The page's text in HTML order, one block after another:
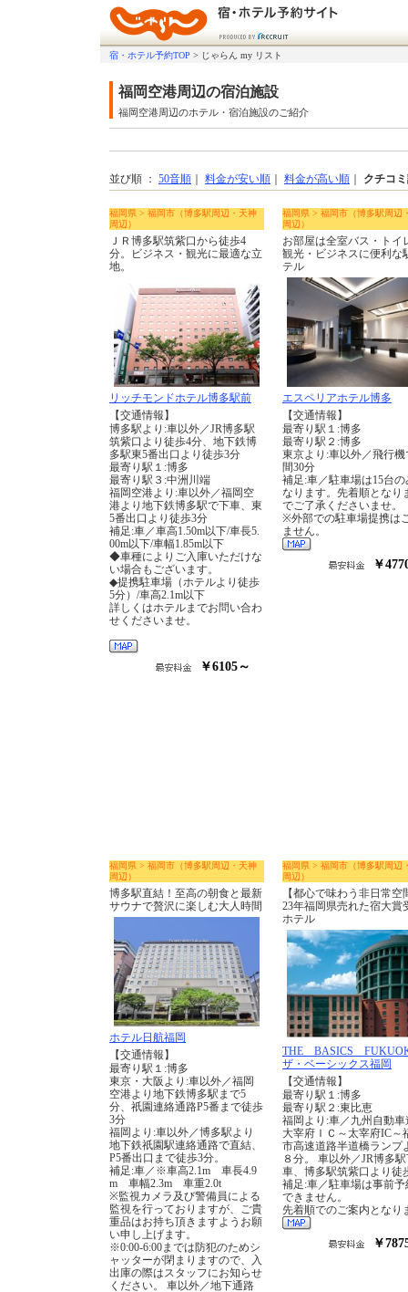
宿・ホテル予約TOP > じゃらん my リスト
福岡空港周辺の宿泊施設
福岡空港周辺のホテル・宿泊施設のご紹介
並び順 ： 50音順 料金が安い順 料金が高い順 クチコ
福岡県 > 福岡市（博多駅周辺・天神
周辺）
ＪＲ博多駅筑紫口から徒歩4
分。ビジネス・観光に最適な立
地。
リッチモンドホテル博多駅前
【交通情報】
博多駅より:車以外／JR博多駅
筑紫口より徒歩4分、地下鉄博
多駅東5番出口より徒歩3分
最寄り駅１:博多
最寄り駅３:中洲川端
福岡空港より:車以外／福岡空
港より地下鉄博多駅で下車、東
5番出口より徒歩3分
補足:車／車高1.50m以下/車長5.
00m以下/車幅1.85m以下
◆車種によりご入庫いただけな
い場合もございます。
◆提携駐車場（ホテルより徒歩
5分）/車高2.1m以下
詳しくはホテルまでお問い合わ
せくださいませ。
￥6105～
福岡県 > 福岡市（博多駅周辺
周辺）
お部屋は全室バス・トイ
観光・ビジネスに便利な
テル
エスペリアホテル博多
【交通情報】
最寄り駅１:博多
最寄り駅２:博多
東京より:車以外／飛行機
間30分
補足:車／駐車場は15台の
なります。先着順となり
でご了承くださいませ。
※外部での駐車場提携は
ません。
￥
福岡県 > 福岡市（博多駅周辺・天神
周辺）
博多駅直結！至高の朝食と最新
サウナで贅沢に楽しむ大人時間
ホテル日航福岡
【交通情報】
最寄り駅１:博多
東京・大阪より:車以外／福岡
空港より地下鉄博多駅まで5
分、祇園連絡通路P5番まで徒歩
3分
福岡より:車以外／博多駅より
地下鉄祇園駅連絡通路で直結、
P5番出口まで徒歩3分。
補足:車／※車高2.1m 車長4.9
m 車幅2.3m 車重2.0t
※監視カメラ及び警備員による
監視を行っておりますが、ご貴
重品はお持ち頂きますようお願
い申し上げます。
※0:00-6:00までは防犯のためシ
ャッターが閉まりますので、入
出庫の際はスタッフにお知らせ
ください。 車以外／地下通路
福岡県 > 福岡市（博多駅周辺
周辺）
【都心で味わう非日常空
23年福岡県売れた宿大賞
ホテル
THE BASICS
ザ・ベーシックス福岡
【交通情報】
最寄り駅１:博多
最寄り駅２:東比恵
福岡より:車／九州自動車
大宰府ＩＣ～太宰府IC～
市高速道路半道橋ランプ
８分。 車以外／JR博多
車、博多駅筑紫口より徒
補足:車／駐車場は事前予
できません。
先着順でのご案内となり
￥